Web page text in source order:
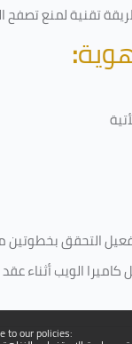
to our policies:
تقنية لمنع تصفح
:
التحقق بخطوتين
الويب أثناء عقد